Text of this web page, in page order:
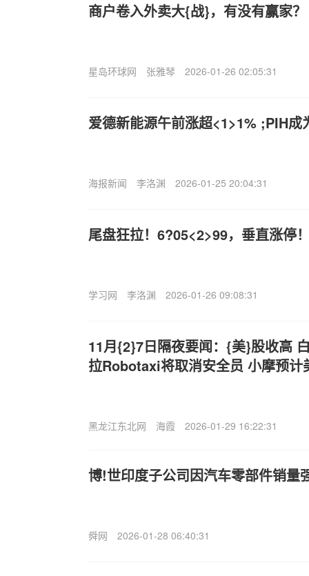
商户卷入外卖大{战}，有没有赢家？
星岛环球网 张雅琴 2026-01-26 02:05:31
爱德新能源午前涨超<1>1% ;PIH成
海报新闻 李洛渊 2026-01-25 20:04:31
尾盘狂拉！6?05<2>99，垂直涨停
学习网 李洛渊 2026-01-26 09:08:31
11月{2}7日隔夜要闻：{美}股收高
拉Robotaxi将取消安全员 小摩预计
黑龙江东北网 海霞 2026-01-29 16:22:31
博!世印度子公司因汽车零部件销量
舜网 2026-01-28 06:40:31